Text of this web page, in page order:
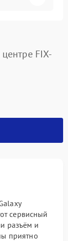
FIX-
сервисный
разъём и
приятно